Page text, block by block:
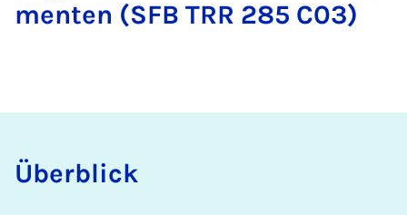
men­ten (SFB TRR 285 C03)
Über­­blick